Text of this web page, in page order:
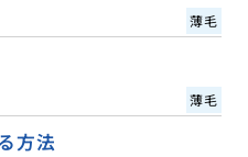
薄毛
薄毛
方法